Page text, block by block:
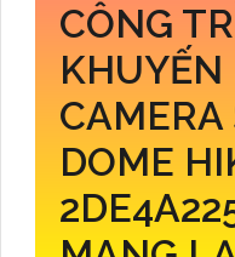
CÔNG
KHUYẾN
CAMERA
DOME